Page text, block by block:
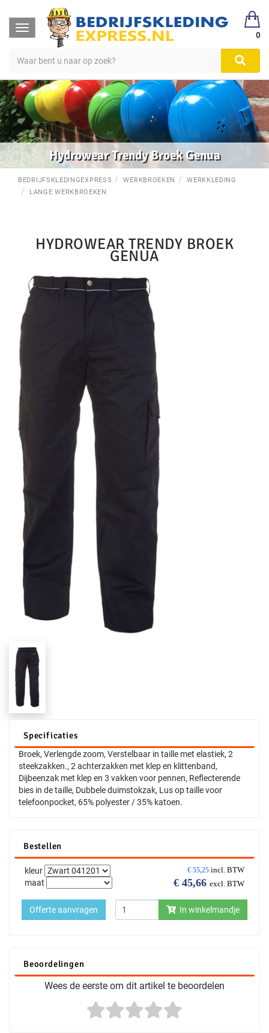
Toggle
navigation
0
Hydrowear Trendy Broek Genua
BEDRIJFSKLEDINGEXPRESS WERKBROEKEN
WERKKLEDING
LANGE WERKBROEKEN
HYDROWEAR TRENDY BROEK
GENUA
Specificaties
Broek, Verlengde zoom, Verstelbaar in taille met elastiek, 2
steekzakken., 2 achterzakken met klep en klittenband,
Dijbeenzak met klep en 3 vakken voor pennen, Reflecterende
bies in de taille, Dubbele duimstokzak, Lus op taille voor
telefoonpocket, 65% polyester / 35% katoen.
Bestellen
€ 55,25 incl. BTW
€ 45,66 excl. BTW
kleur
maat
In winkelmandje
Offerte aanvragen
Beoordelingen
Wees de eerste om dit artikel te beoordelen